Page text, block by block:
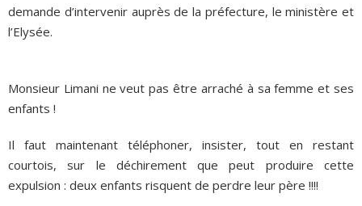
demande d’intervenir auprès de la préfecture, le ministère et
l’Elysée.
Monsieur Limani ne veut pas être arraché à sa femme et ses
enfants !
Il faut maintenant téléphoner, insister, tout en restant
courtois, sur le déchirement que peut produire cette
expulsion : deux enfants risquent de perdre leur père !!!!